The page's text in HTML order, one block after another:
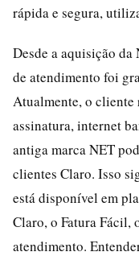
rápida e segura,
Desde a aquisição da
de atendimento foi
Atualmente, o
assinatura, internet
antiga marca NET
clientes Claro. Isso
está disponível em
Claro, o Fatura Fácil,
atendimento.